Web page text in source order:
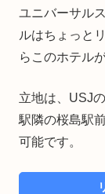
ユニバーサル
ルはちょっと
らこのホテル
立地は、USJ
駅隣の桜島駅
可能です。